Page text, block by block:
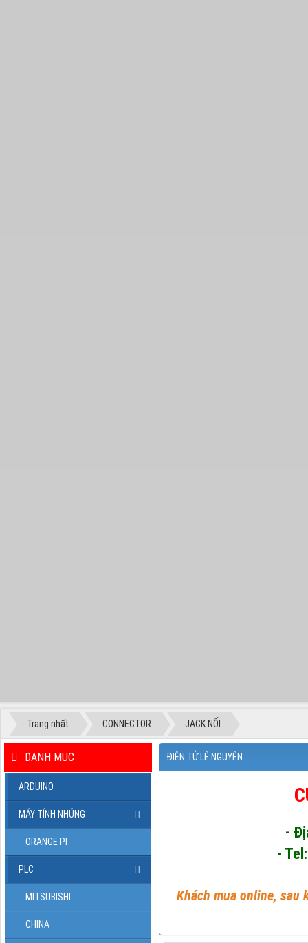
Trang nhất CONNECTOR JACK NỐI
ĐIỆN TỬ LÊ NGUYÊN
-
-
Khách mua online, sau
DANH MỤC
ARDUINO
MÁY TÍNH NHÚNG
ORANGE PI
PLC
MITSUBISHI
CHINA